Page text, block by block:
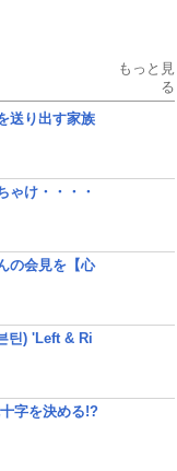
もっと見
る
送り出す家族
ゃけ・・・・
の会見を【心
틴) 'Left & Ri
字を決める!?